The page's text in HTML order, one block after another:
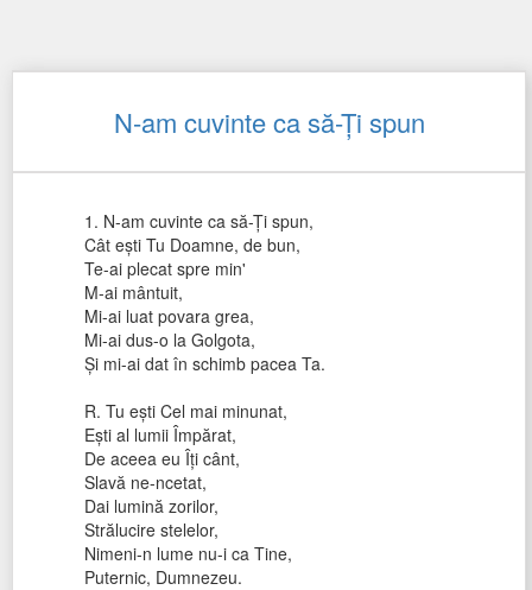
N-am cuvinte ca să-Ţi spun
1. N-am cuvinte ca să-Ți spun,
Cât ești Tu Doamne, de bun,
Te-ai plecat spre min'
M-ai mântuit,
Mi-ai luat povara grea,
Mi-ai dus-o la Golgota,
Și mi-ai dat în schimb pacea Ta.
R. Tu ești Cel mai minunat,
Ești al lumii Împărat,
De aceea eu Îți cânt,
Slavă ne-ncetat,
Dai lumină zorilor,
Strălucire stelelor,
Nimeni-n lume nu-i ca Tine,
Puternic, Dumnezeu.